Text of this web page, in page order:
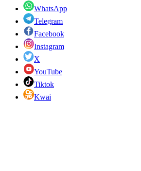
WhatsApp
Telegram
Facebook
Instagram
X
YouTube
Tiktok
Kwai